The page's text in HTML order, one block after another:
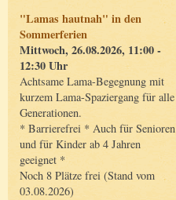
"Lamas hautnah" in den
Sommerferien
Mittwoch, 26.08.2026, 11:00 -
12:30 Uhr
Achtsame Lama-Begegnung mit
kurzem Lama-Spaziergang für alle
Generationen.
* Barrierefrei * Auch für Senioren
und für Kinder ab 4 Jahren
geeignet *
Noch 8 Plätze frei (Stand vom
03.08.2026)